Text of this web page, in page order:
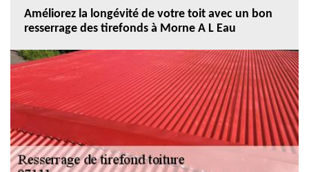
Améliorez la longévité de votre toit avec un bon
resserrage des tirefonds à Morne A L Eau